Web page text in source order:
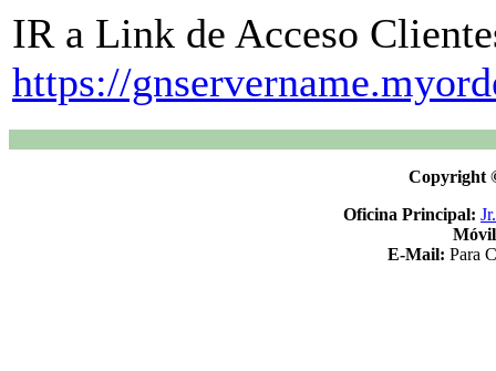
IR a Link de Acceso
https://
Copyright
Oficina Principal:
E-Mail: Para